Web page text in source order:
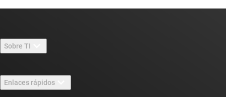
Sobre TI
Carreras laborales
Enlaces rápidos